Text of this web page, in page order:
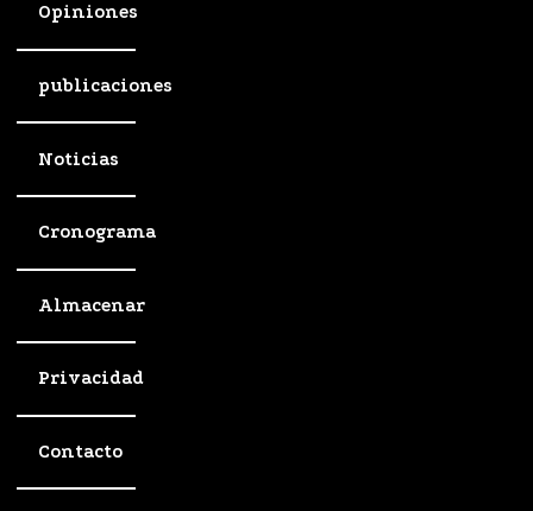
Opiniones
publicaciones
Noticias
Cronograma
Almacenar
Privacidad
Contacto